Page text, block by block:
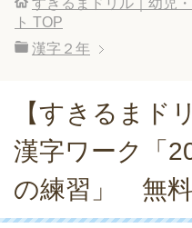
すきるまドリル｜幼児
ト TOP
漢字２年
【すきるまド
漢字ワーク「
の練習」 無料